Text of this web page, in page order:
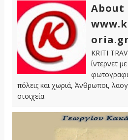
About
oria.gr
KRITI
ίντερνετ
πόλεις και χωριά, Άνθρωποι,
στοιχεία